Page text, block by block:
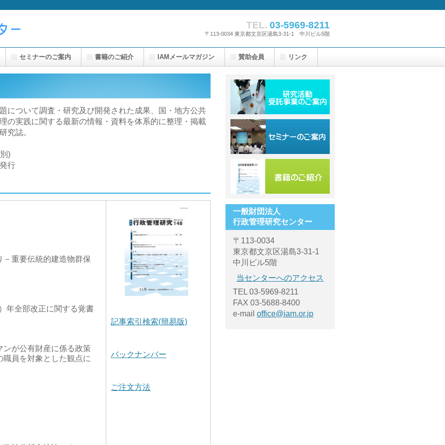
TEL. 03-5969-8211
〒113-0034 東京都文京区湯島3-31-1 中川ビル5階
について調査・研究及び開発された成果、国・地方公共
の実践に関する最新の情報・資料を体系的に整理・掲載
究誌。
)
行
重要伝統的建造物群保
年全部改正に関する覚書
ンが公有財産に係る政策
員を対象とした観点に
記事索引検索(簡易版)
バックナンバー
ご注文方法
セミナーのご案内 書籍のご紹介 IAMメールマガジン 賛助会員 リンク
一般財団法人
行政管理研究センター
〒113-0034
東京都文京区湯島3-31-1
中川ビル5階
当センターへのアクセス
TEL 03-5969-8211
FAX 03-5688-8400
e-mail office@iam.or.jp